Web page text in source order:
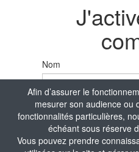
Afin d’assurer le
mesurer son audience ou
fonctionnalités particulières,
échéant sous réserve
Vous pouvez prendre
Nom
Prénom